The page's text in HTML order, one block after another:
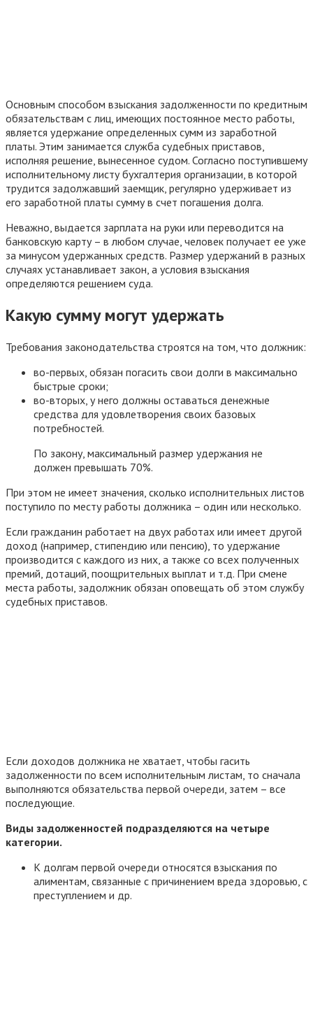
Основным способом взыскания задолженности по кредитным
обязательствам с лиц, имеющих постоянное место работы,
является удержание определенных сумм из заработной
платы. Этим занимается служба судебных приставов,
исполняя решение, вынесенное судом. Согласно поступившему
исполнительному листу бухгалтерия организации, в которой
трудится задолжавший заемщик, регулярно удерживает из
его заработной платы сумму в счет погашения долга.
Неважно, выдается зарплата на руки или переводится на
банковскую карту – в любом случае, человек получает ее уже
за минусом удержанных средств. Размер удержаний в разных
случаях устанавливает закон, а условия взыскания
определяются решением суда.
Какую сумму могут удержать
Требования законодательства строятся на том, что должник:
во-первых, обязан погасить свои долги в максимально
быстрые сроки;
во-вторых, у него должны оставаться денежные
средства для удовлетворения своих базовых
потребностей.
По закону, максимальный размер удержания не
должен превышать 70%.
При этом не имеет значения, сколько исполнительных листов
поступило по месту работы должника – один или несколько.
Если гражданин работает на двух работах или имеет другой
доход (например, стипендию или пенсию), то удержание
производится с каждого из них, а также со всех полученных
премий, дотаций, поощрительных выплат и т.д. При смене
места работы, задолжник обязан оповещать об этом службу
судебных приставов.
Если доходов должника не хватает, чтобы гасить
задолженности по всем исполнительным листам, то сначала
выполняются обязательства первой очереди, затем – все
последующие.
Виды задолженностей подразделяются на четыре
категории.
К долгам первой очереди относятся взыскания по
алиментам, связанные с причинением вреда здоровью, с
преступлением и др.